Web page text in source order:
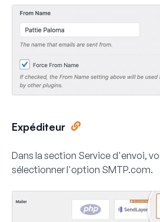
Expéditeur
Dans la section Service d'envoi,
sélectionner l'option SMTP.com.